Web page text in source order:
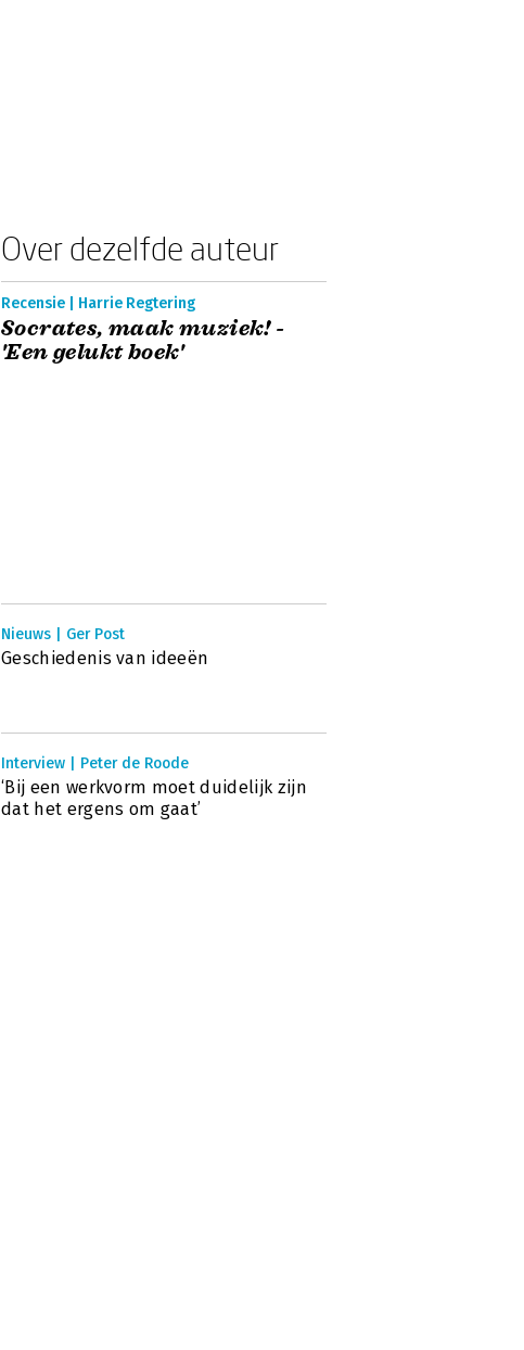
Over dezelfde auteur
Recensie | Harrie Regtering
Socrates, maak muziek! -
'Een gelukt boek'
Nieuws | Ger Post
Geschiedenis van ideeën
Interview | Peter de Roode
‘Bij een werkvorm moet duidelijk zijn
dat het ergens om gaat’